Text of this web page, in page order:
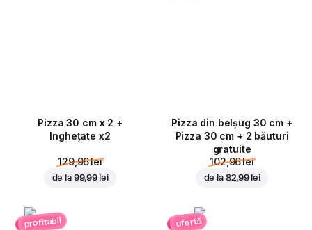
Pizza 30 cm x 2 +
Inghețate x2
129,96 lei
de la 99,99 lei
Pizza din belșug 30 cm +
Pizza 30 cm + 2 băuturi
gratuite
102,96 lei
de la 82,99 lei
profitabil ofertă